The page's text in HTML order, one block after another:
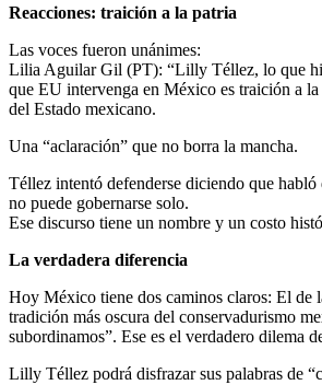
Reacciones: traición a la patria
Las voces fueron unánimes:
Lilia Aguilar Gil (PT): “Lilly Téllez, lo que
que EU intervenga en México es traición a
del Estado mexicano.
Una “aclaración” que no borra la mancha.
Téllez intentó defenderse diciendo que
no puede gobernarse solo.
Ese discurso tiene un nombre y un costo
La verdadera diferencia
Hoy México tiene dos caminos claros: El de
tradición más oscura del conservadurismo
subordinamos”. Ese es el verdadero dilema
Lilly Téllez podrá disfrazar sus palabras de